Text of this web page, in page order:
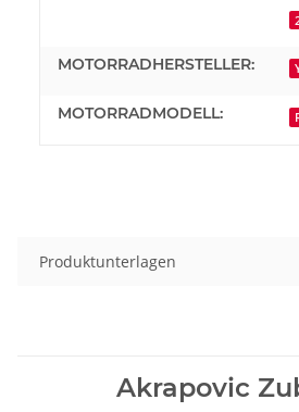
MOTORRADHERSTELLER:
MOTORRADMODELL:
Produktunterlagen
Akrapovic